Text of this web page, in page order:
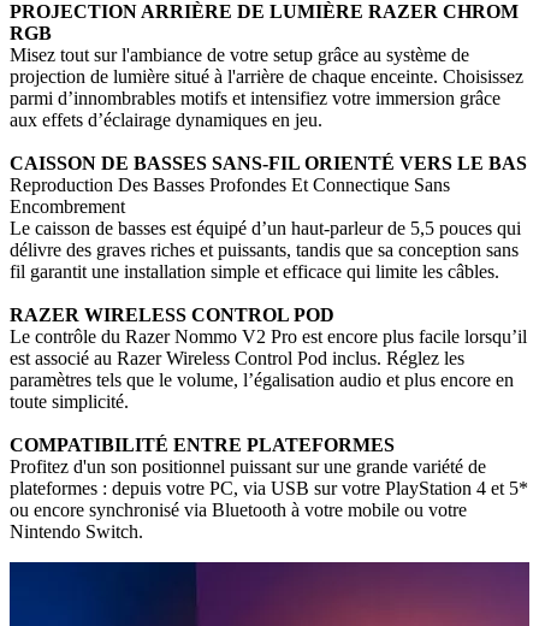
PROJECTION ARRIÈRE DE LUMIÈRE RAZER CHROM
RGB
Misez tout sur l'ambiance de votre setup grâce au système de
projection de lumière situé à l'arrière de chaque enceinte. Choisissez
parmi d’innombrables motifs et intensifiez votre immersion grâce
aux effets d’éclairage dynamiques en jeu.
CAISSON DE BASSES SANS-FIL ORIENTÉ VERS LE BAS
Reproduction Des Basses Profondes Et Connectique Sans
Encombrement
Le caisson de basses est équipé d’un haut-parleur de 5,5 pouces qui
délivre des graves riches et puissants, tandis que sa conception sans
fil garantit une installation simple et efficace qui limite les câbles.
RAZER WIRELESS CONTROL POD
Le contrôle du Razer Nommo V2 Pro est encore plus facile lorsqu’il
est associé au Razer Wireless Control Pod inclus. Réglez les
paramètres tels que le volume, l’égalisation audio et plus encore en
toute simplicité.
COMPATIBILITÉ ENTRE PLATEFORMES
Profitez d'un son positionnel puissant sur une grande variété de
plateformes : depuis votre PC, via USB sur votre PlayStation 4 et 5*
ou encore synchronisé via Bluetooth à votre mobile ou votre
Nintendo Switch.